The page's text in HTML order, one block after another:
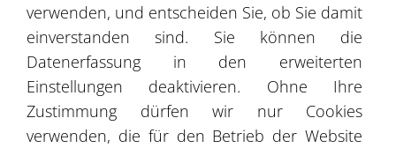
3
8
3
verwenden, und entscheiden Sie, ob Sie damit
einverstanden sind. Sie können die
Datenerfassung in den erweiterten
Einstellungen deaktivieren. Ohne Ihre
Zustimmung dürfen wir nur Cookies
verwenden, die für den Betrieb der Website